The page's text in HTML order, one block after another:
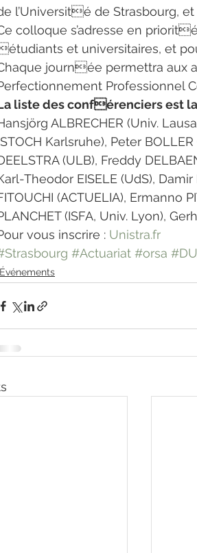
l’Université de Strasbourg, et
colloque s’adresse en
et universitaires, et
journée permettra aux
Professionnel
liste des conférenciers est
ALBRECHER (Univ.
Karlsruhe), Peter
(ULB), Freddy
Theodor EISELE (UdS),
(ACTUELIA), Ermanno
(ISFA, Univ. Lyon),
vous inscrire : Unistra.fr
#Actuariat #orsa
Événements